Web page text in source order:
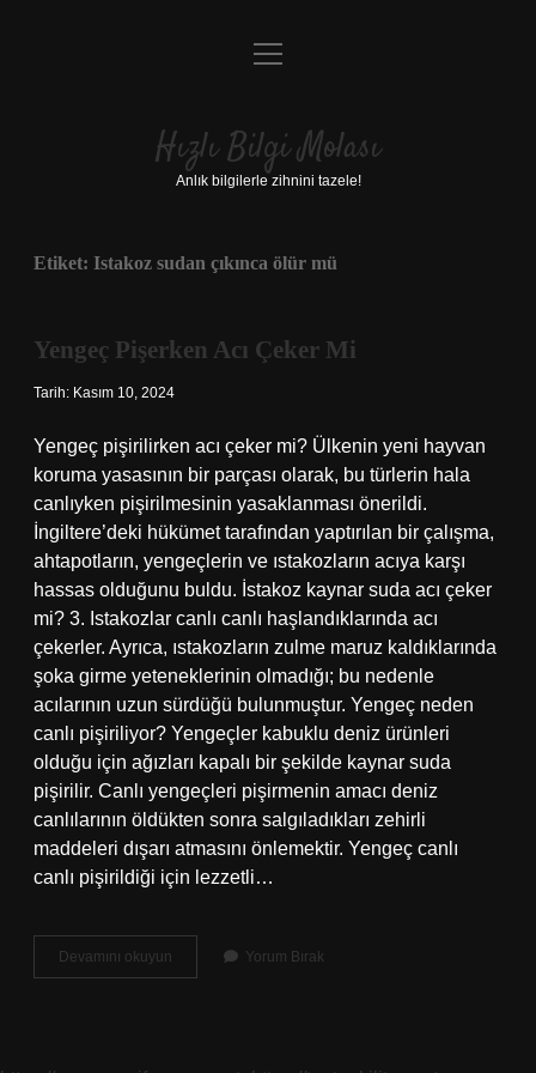
Anasayfa
Yasal Uyarı
menüyü
Hızlı Bilgi Molası
Anlık bilgilerle zihnini tazele!
Etiket: Istakoz sudan çıkınca ölür mü
Yengeç Pişerken Acı Çeker Mi
Tarih: Kasım 10, 2024
Yengeç pişirilirken acı çeker mi? Ülkenin yeni hayvan
koruma yasasının bir parçası olarak, bu türlerin hala
canlıyken pişirilmesinin yasaklanması önerildi.
İngiltere’deki hükümet tarafından yaptırılan bir çalışma,
ahtapotların, yengeçlerin ve ıstakozların acıya karşı
hassas olduğunu buldu. İstakoz kaynar suda acı çeker
mi? 3. Istakozlar canlı canlı haşlandıklarında acı
çekerler. Ayrıca, ıstakozların zulme maruz kaldıklarında
şoka girme yeteneklerinin olmadığı; bu nedenle
acılarının uzun sürdüğü bulunmuştur. Yengeç neden
canlı pişiriliyor? Yengeçler kabuklu deniz ürünleri
olduğu için ağızları kapalı bir şekilde kaynar suda
pişirilir. Canlı yengeçleri pişirmenin amacı deniz
canlılarının öldükten sonra salgıladıkları zehirli
maddeleri dışarı atmasını önlemektir. Yengeç canlı
canlı pişirildiği için lezzetli…
Devamını okuyun
Pişerken
Yorum Bırak